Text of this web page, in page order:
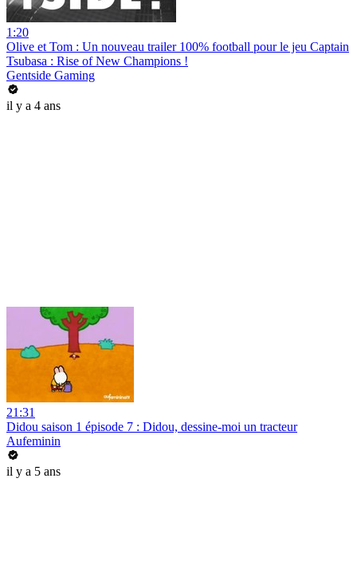
1:20
Olive et Tom : Un nouveau trailer 100% football pour le jeu Captain
Tsubasa : Rise of New Champions !
Gentside Gaming
il y a 4 ans
21:31
Didou saison 1 épisode 7 : Didou, dessine-moi un tracteur
Aufeminin
il y a 5 ans